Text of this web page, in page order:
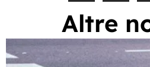
Altre